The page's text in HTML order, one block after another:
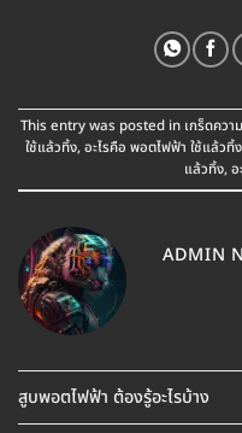
This entry was posted in เกร็ดควา
ใช้แล้วทิ้ง, อะไรคือ พอตไฟฟ้า ใช้แล้วทิ้ง
แล้วทิ้ง, อ
ADMIN N
สูบพอตไฟฟ้า ต้องรู้อะไรบ้าง